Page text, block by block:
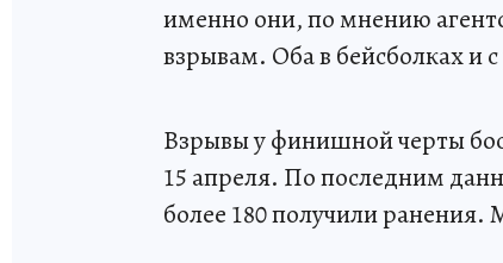
именно они, по мнению
взрывам. Оба в бейсболках и
Взрывы у финишной черты
15 апреля. По последним
более 180 получили